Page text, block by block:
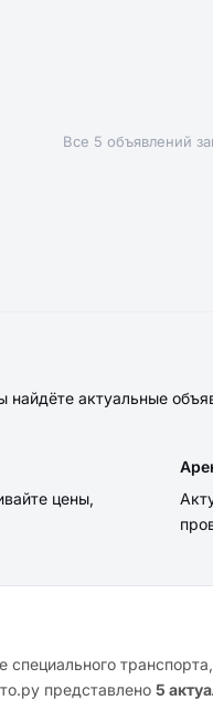
Все 5 объявлений
актуальные
цены,
представлено 5